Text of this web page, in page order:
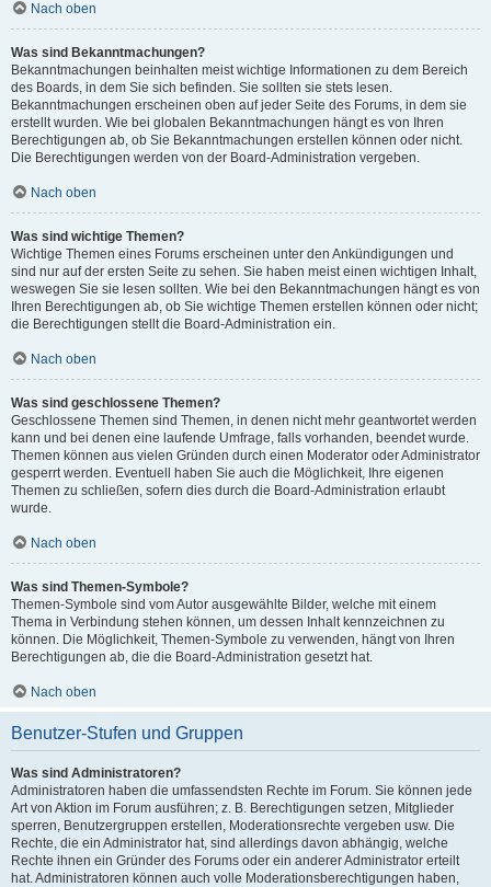
Nach oben
Was sind Bekanntmachungen?
Bekanntmachungen beinhalten meist wichtige Informationen zu dem Bereich
des Boards, in dem Sie sich befinden. Sie sollten sie stets lesen.
Bekanntmachungen erscheinen oben auf jeder Seite des Forums, in dem sie
erstellt wurden. Wie bei globalen Bekanntmachungen hängt es von Ihren
Berechtigungen ab, ob Sie Bekanntmachungen erstellen können oder nicht.
Die Berechtigungen werden von der Board-Administration vergeben.
Nach oben
Was sind wichtige Themen?
Wichtige Themen eines Forums erscheinen unter den Ankündigungen und
sind nur auf der ersten Seite zu sehen. Sie haben meist einen wichtigen Inhalt,
weswegen Sie sie lesen sollten. Wie bei den Bekanntmachungen hängt es von
Ihren Berechtigungen ab, ob Sie wichtige Themen erstellen können oder nicht;
die Berechtigungen stellt die Board-Administration ein.
Nach oben
Was sind geschlossene Themen?
Geschlossene Themen sind Themen, in denen nicht mehr geantwortet werden
kann und bei denen eine laufende Umfrage, falls vorhanden, beendet wurde.
Themen können aus vielen Gründen durch einen Moderator oder Administrator
gesperrt werden. Eventuell haben Sie auch die Möglichkeit, Ihre eigenen
Themen zu schließen, sofern dies durch die Board-Administration erlaubt
wurde.
Nach oben
Was sind Themen-Symbole?
Themen-Symbole sind vom Autor ausgewählte Bilder, welche mit einem
Thema in Verbindung stehen können, um dessen Inhalt kennzeichnen zu
können. Die Möglichkeit, Themen-Symbole zu verwenden, hängt von Ihren
Berechtigungen ab, die die Board-Administration gesetzt hat.
Nach oben
Benutzer-Stufen und Gruppen
Was sind Administratoren?
Administratoren haben die umfassendsten Rechte im Forum. Sie können jede
Art von Aktion im Forum ausführen; z. B. Berechtigungen setzen, Mitglieder
sperren, Benutzergruppen erstellen, Moderationsrechte vergeben usw. Die
Rechte, die ein Administrator hat, sind allerdings davon abhängig, welche
Rechte ihnen ein Gründer des Forums oder ein anderer Administrator erteilt
hat. Administratoren können auch volle Moderationsberechtigungen haben,